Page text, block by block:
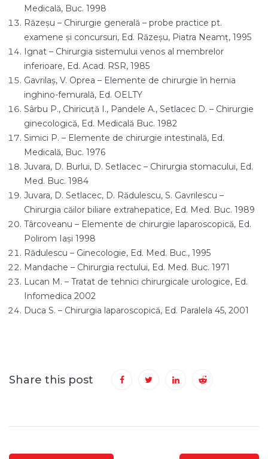
Medicală, Buc. 1998
Răzeşu – Chirurgie generală – probe practice pt.
examene şi concursuri, Ed. Răzeşu, Piatra Neamţ, 1995
Ignat – Chirurgia sistemului venos al membrelor
inferioare, Ed. Acad. RSR, 1985
Gavrilaş, V. Oprea – Elemente de chirurgie în hernia
inghino-femurală, Ed. OELTY
Sârbu P., Chiricuţă I., Pandele A., Setlacec D. – Chirurgie
ginecologică, Ed. Medicală Buc. 1982
Simici P. – Elemente de chirurgie intestinală, Ed.
Medicală, Buc. 1976
Juvara, D. Burlui, D. Setlacec – Chirurgia stomacului, Ed.
Med. Buc. 1984
Juvara, D. Setlacec, D. Rădulescu, S. Gavrilescu –
Chirurgia căilor biliare extrahepatice, Ed. Med. Buc. 1989
Târcoveanu – Elemente de chirurgie laparoscopică, Ed.
Polirom Iaşi 1998
Rădulescu – Ginecologie, Ed. Med. Buc., 1995
Mandache – Chirurgia rectului, Ed. Med. Buc. 1971
Lucan M. – Tratat de tehnici chirurgicale urologice, Ed.
Infomedica 2002
Duca S. – Chirurgia laparoscopică, Ed. Paralela 45, 2001
Share this post